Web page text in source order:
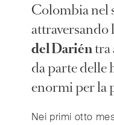
Colombia nel
attraversando
del Dariéntra
da parte delle
enormi per la
Nei primi otto
Greece
Hong Kong (繁體
India (English)
Ireland (English)
(Italiano)
Luxembourg